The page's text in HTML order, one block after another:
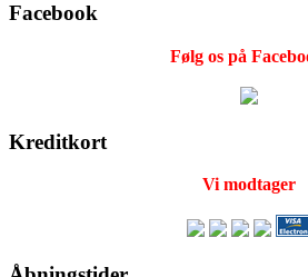
Facebook
Følg os på
Kreditkort
Vi modtager